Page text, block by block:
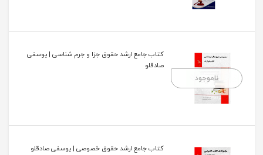
ناموجود
کتاب جامع ارشد حقوق جزا و جرم شناسی | یوسفی
صادقلو
کتاب جامع ارشد حقوق خصوصی | یوسفی صادقلو